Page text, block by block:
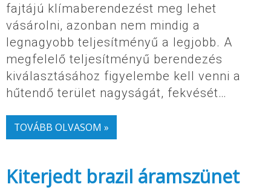
fajtájú klímaberendezést meg lehet
vásárolni, azonban nem mindig a
legnagyobb teljesítményű a legjobb. A
megfelelő teljesítményű berendezés
kiválasztásához figyelembe kell venni a
hűtendő terület nagyságát, fekvését…
TOVÁBB OLVASOM »
Kiterjedt brazil áramszünet